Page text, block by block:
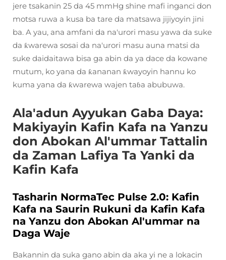
jere tsakanin 25 da 45 mmHg shine mafi inganci don
motsa ruwa a kusa ba tare da matsawa jijiyoyin jini
ba. A yau, ana amfani da na'urori masu yawa da suke
da ƙwarewa sosai da na'urori masu auna matsi da
suke daidaitawa bisa ga abin da ya dace da kowane
mutum, ko yana da ƙananan ƙwayoyin hannu ko
kuma yana da ƙwarewa wajen taɓa abubuwa.
Ala'adun Ayyukan Gaba Daya:
Makiyayin Kafin Kafa na Yanzu
don Abokan Al'ummar Tattalin
da Zaman Lafiya Ta Yanki da
Kafin Kafa
Tasharin NormaTec Pulse 2.0: Kafin
Kafa na Saurin Rukuni da Kafin Kafa
na Yanzu don Abokan Al'ummar na
Daga Waje
Bakannin da suka gano abin da aka yi ne a lokacin